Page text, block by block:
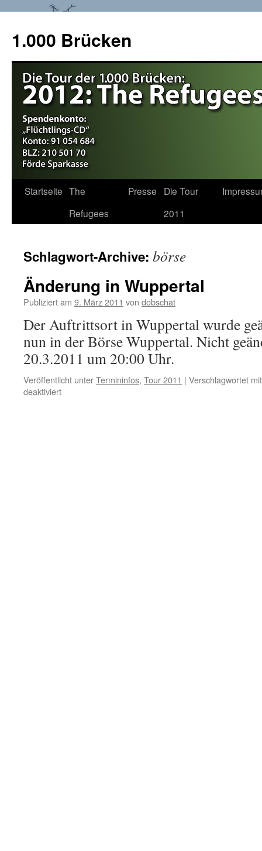
1.000 Brücken
Springe
Startseite The
Refugees
Presse
Die Tour
2011
Schlagwort-Archive: börse
Änderung in Wuppertal
Publiziert am 9. März 2011 von dobschat
Der Auftrittsort in Wuppertal wurde
nun in der Börse Wuppertal. Nicht
20.3.2011 um 20:00 Uhr.
Veröffentlicht unterTermininfos, Tour 2011 | Verschlagwortet mit
deaktiviert